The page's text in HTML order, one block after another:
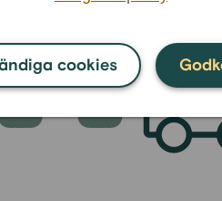
cookies